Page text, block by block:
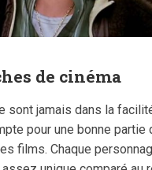
de cinéma
sont jamais dans la
pour une bonne partie
films. Chaque